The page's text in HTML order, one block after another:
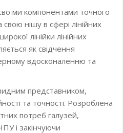
компонентами точного
нішу в сфері лінійних
лінійки лінійних
як свідчення
вдосконаленню та
представником,
та точності. Розроблена
потреб галузей,
і закінчуючи